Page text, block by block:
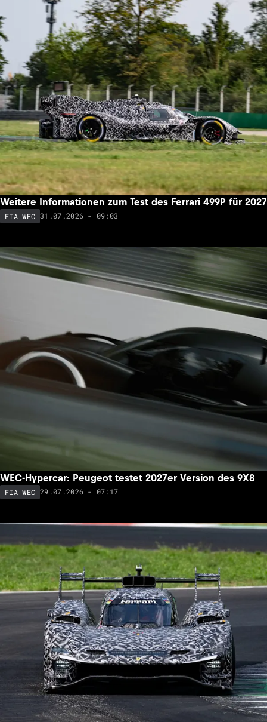
Weitere Informationen zum Test des Ferrari 499P für 2027
FIA WEC 31.07.2026 - 09:03
WEC-Hypercar: Peugeot testet 2027er Version des 9X8
FIA WEC 29.07.2026 - 07:17